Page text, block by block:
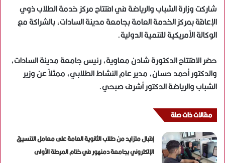
شاركت وزارة الشباب والرياضة في افتتاح مركز خدمة الطلاب ذوي
الإعاقة بمركز الخدمة العامة بجامعة مدينة السادات، بالشراكة مع
الوكالة الأمريكية للتنمية الدولية.
حضر الافتتاح الدكتورة شادن معاوية، رئيس جامعة مدينة السادات،
والدكتور أحمد حسان، مدير عام النشاط الطلابي، ممثلاً عن وزير
الشباب والرياضة الدكتور أشرف صبحي.
مقالات ذات صلة
إقبال متزايد من طلاب الثانوية العامة على معامل التنسيق
الإلكتروني بجامعة دمنهور في ختام المرحلة الأولى